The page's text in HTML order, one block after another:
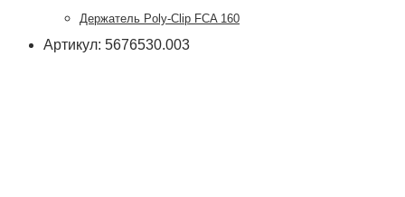
Держатель Poly-Clip FCA 160
Артикул: 5676530.003